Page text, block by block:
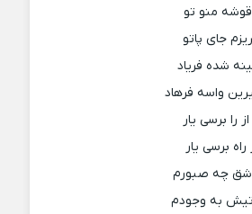
منو تو
جای پاتو
شده فریاد
واسه فرهاد
را برسی یار
برسی یار
چه صبورم
به وجودم